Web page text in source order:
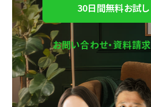
30日間無料お試し
お問い合わせ・資料請求